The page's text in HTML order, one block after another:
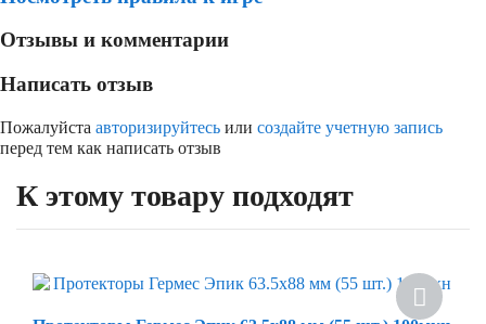
Отзывы и комментарии
Написать отзыв
Пожалуйста авторизируйтесь или создайте учетную запись
перед тем как написать отзыв
К этому товару подходят